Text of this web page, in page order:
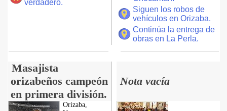
verdadero.
Siguen los robos de
vehículos en Orizaba.
Continúa la entrega de
obras en La Perla.
Masajista
orizabeños campeón
en primera división.
Nota vacía
Orizaba,